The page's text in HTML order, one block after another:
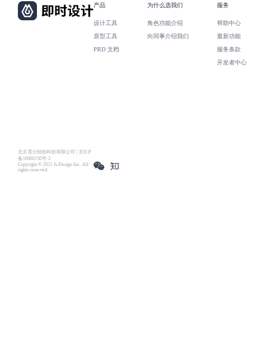
北京雪云锐创科技有限公司 | 京ICP
备16060150号-2
Copyright © 2021 Js.Design Inc. All
rights reserved.
产品
设计工具
原型工具
PRD 文档
为什么选我们
角色功能介绍
向同事介绍我们
服务
帮助中心
最新功能
服务条款
开发者中心